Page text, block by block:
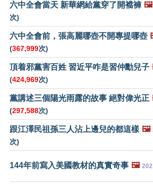
六中全會當天 新華網給黨穿了開襠褲 🖼️
次)
六中全會前，張高麗哪壺不開專提哪壺
(367,999次)
頂着邪黨害百姓 習近平咋是習仲勳兒子
(424,969次)
黨講述三個陽光雨露的故事 絕對偉光正
(297,588次)
跟江澤民祖孫三人沾上邊兒的都這樣 🖼️
次)
144年前寫入美國教材的真實奇事 🖼️